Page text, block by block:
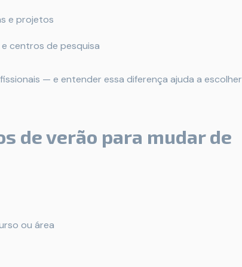
e projetos
centros de pesquisa
— e entender essa diferença ajuda a escolher
de verão para mudar de
ou área